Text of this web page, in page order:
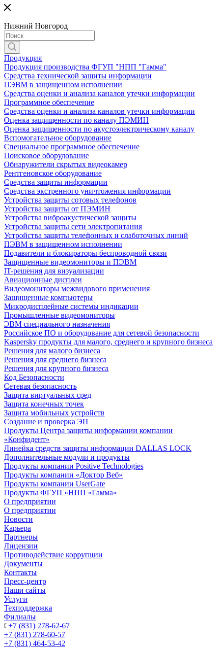
Нижний Новгород
Продукция
Продукция производства ФГУП "НПП "Гамма"
Средства технической защиты информации
ПЭВМ в защищенном исполнении
Средства оценки и анализа каналов утечки информации
Программное обеспечение
Средства оценки и анализа каналов утечки информации
Оценка защищенности по каналу ПЭМИН
Оценка защищенности по акустоэлектрическому каналу
Вспомогательное оборудование
Специальное программное обеспечение
Поисковое оборудование
Обнаружители скрытых видеокамер
Рентгеновское оборудование
Средства защиты информации
Средства экстренного уничтожения информации
Устройства защиты сотовых телефонов
Устройства защиты от ПЭМИН
Устройства виброакустической защиты
Устройства защиты сети электропитания
Устройства защиты телефонных и слаботочных линий
ПЭВМ в защищенном исполнении
Подавители и блокираторы беспроводной связи
Защищенные видеомониторы и ПЭВМ
IT-решения для визуализации
Авиационные дисплеи
Видеомониторы межвидового применения
Защищенные компьютеры
Микродисплейные системы индикации
Промышленные видеомониторы
ЭВМ специального назначения
Российское ПО и оборудование для сетевой безопасности
Kaspersky продукты для малого, среднего и крупного бизнеса
Решения для малого бизнеса
Решения для среднего бизнеса
Решения для крупного бизнеса
Код Безопасности
Сетевая безопасность
Защита виртуальных сред
Защита конечных точек
Защита мобильных устройств
Создание и проверка ЭП
Продукты Центра защиты информации компании
«Конфидент»
Линейка средств защиты информации DALLAS LOCK
Дополнительные модули и продукты
Продукты компании Positive Technologies
Продукты компании «Доктор Веб»
Продукты компании UserGate
Продукты ФГУП «НПП «Гамма»
О предприятии
О предприятии
Новости
Карьера
Партнеры
Лицензии
Противодействие коррупции
Документы
Контакты
Пресс-центр
Наши сайты
Услуги
Техподдержка
Филиалы
+7 (831) 278-62-67
+7 (831) 278-60-57
+7 (831) 464-53-42